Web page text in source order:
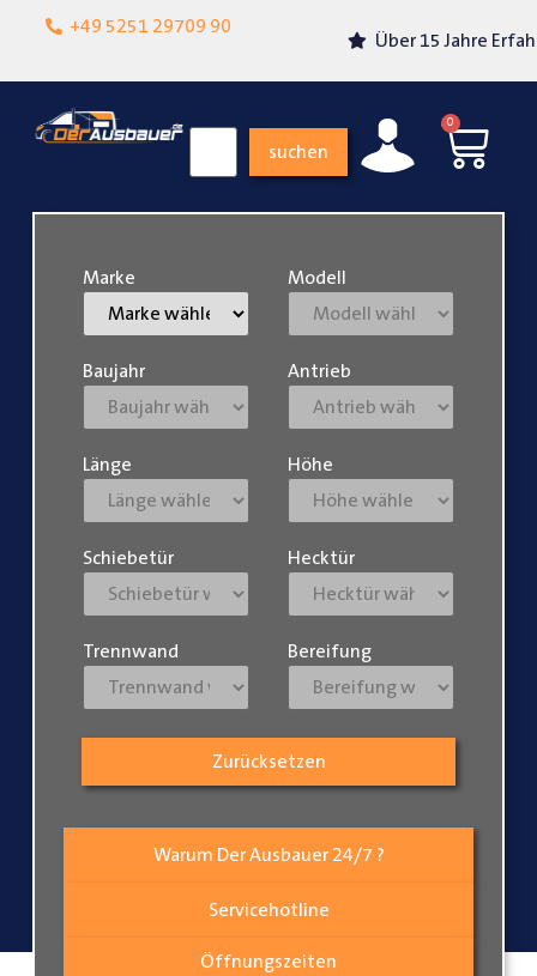
+49 5251 29709 90
Lokalgeschäft in
Über 15 Jahre Erfahrung
suchen
0
Warum Der Ausbauer 24/7 ?
Servicehotline
Öffnungszeiten
Marke Modell
Baujahr Antrieb
Länge Höhe
Schiebetür Hecktür
Trennwand Bereifung
Zurücksetzen